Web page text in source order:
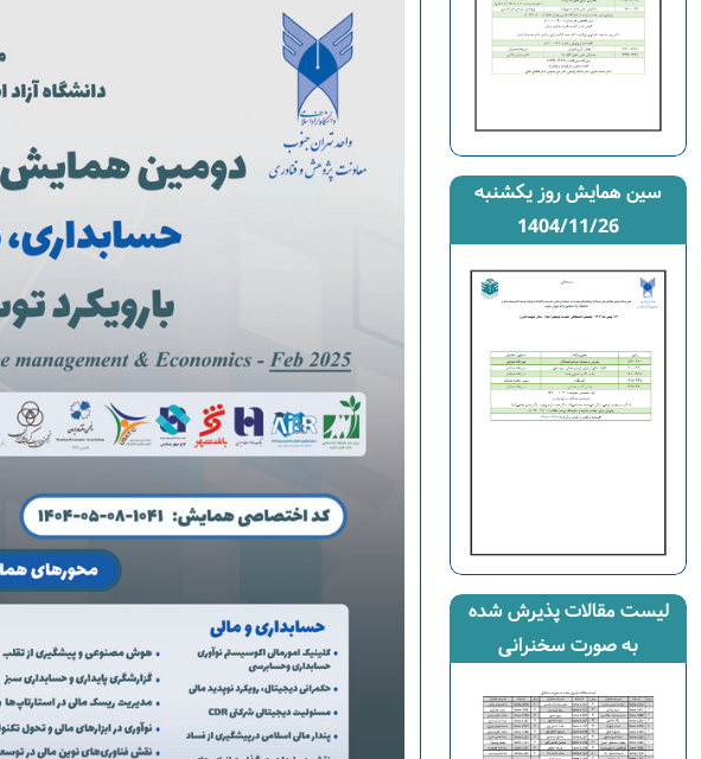
سین همایش روز یکشنبه
1404/11/26
لیست مقالات پذیرش شده
به صورت سخنرانی